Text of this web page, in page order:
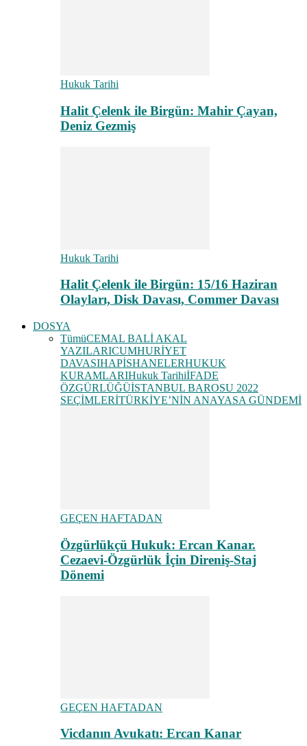
Hukuk Tarihi
Halit Çelenk ile Birgün: Mahir Çayan,
Deniz Gezmiş
Hukuk Tarihi
Halit Çelenk ile Birgün: 15/16 Haziran
Olayları, Disk Davası, Commer Davası
DOSYA
TümüCEMAL BALİ AKAL
YAZILARICUMHURİYET
DAVASIHAPİSHANELERHUKUK
KURAMLARIHukuk TarihiİFADE
ÖZGÜRLÜĞÜİSTANBUL BAROSU 2022
SEÇİMLERİTÜRKİYE’NİN ANAYASA GÜNDEMİ
GEÇEN HAFTADAN
Özgürlükçü Hukuk: Ercan Kanar.
Cezaevi-Özgürlük İçin Direniş-Staj
Dönemi
GEÇEN HAFTADAN
Vicdanın Avukatı: Ercan Kanar